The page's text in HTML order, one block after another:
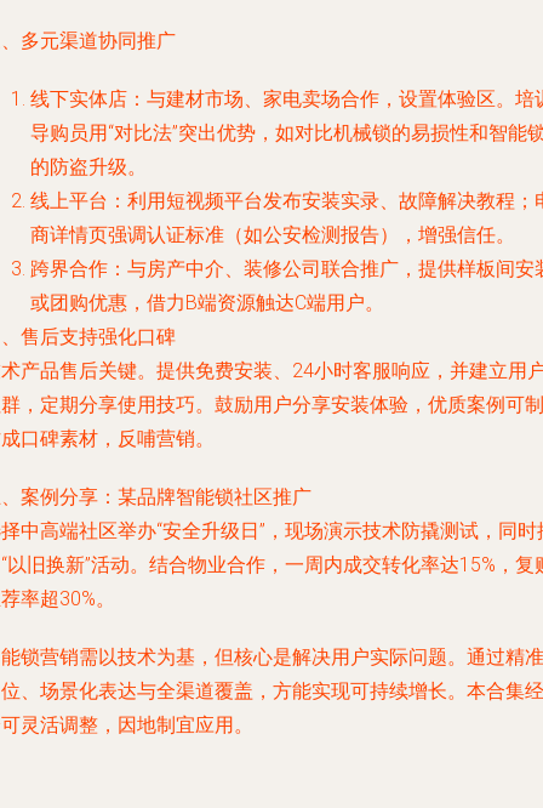
多元渠道协同推广
线下实体店：与建材市场、家电卖场合作，设置体验区。培
导购员用“对比法”突出优势，如对比机械锁的易损性和智能
的防盗升级。
线上平台：利用短视频平台发布安装实录、故障解决教程；
商详情页强调认证标准（如公安检测报告），增强信任。
跨界合作：与房产中介、装修公司联合推广，提供样板间安
或团购优惠，借力B端资源触达C端用户。
售后支持强化口碑
产品售后关键。提供免费安装、24小时客服响应，并建立用
，定期分享使用技巧。鼓励用户分享安装体验，优质案例可制
口碑素材，反哺营销。
案例分享：某品牌智能锁社区推广
中高端社区举办“安全升级日”，现场演示技术防撬测试，同时
以旧换新”活动。结合物业合作，一周内成交转化率达15%，复
率超30%。
锁营销需以技术为基，但核心是解决用户实际问题。通过精准
、场景化表达与全渠道覆盖，方能实现可持续增长。本合集经
灵活调整，因地制宜应用。